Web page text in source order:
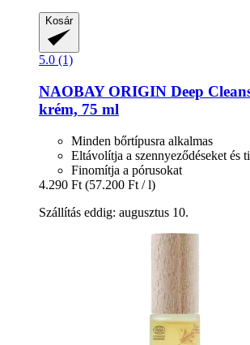
Kosár
5.0 (1)
NAOBAYORIGIN Deep
krém, 75 ml
Minden bőrtípusra alkalmas
Eltávolítja a szennyeződéseket és
Finomítja a pórusokat
4.290 Ft (57.200 Ft / l)
Szállítás eddig: augusztus 10.